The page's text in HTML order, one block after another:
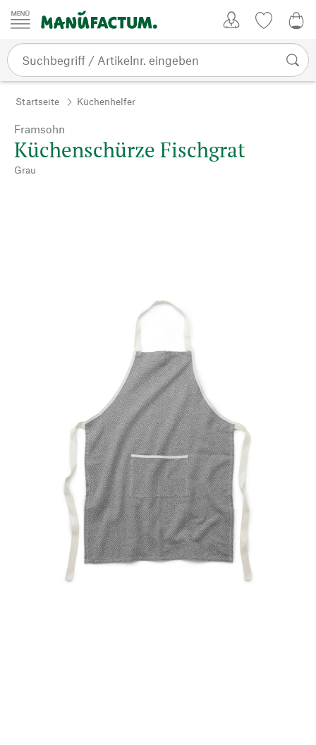
Zum Inhalt springen
Startseite Küchenhelfer
Framsohn
Küchenschürze Fischgrat
Grau